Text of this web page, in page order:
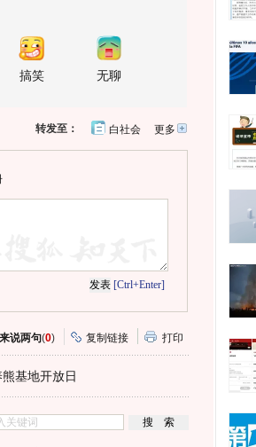
搞笑 无聊
更多开
转发至： 白社会
[Ctrl+Enter]
说两句(0) 复制链接 打印
基地开放日